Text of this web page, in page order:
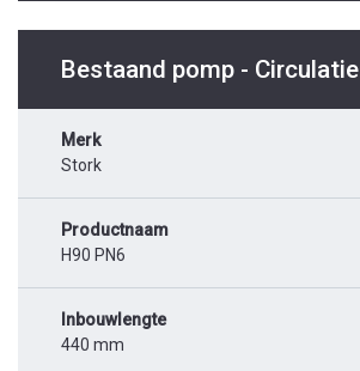
Bestaand pomp - Circulatie
Merk
Stork
Productnaam
H90 PN6
Inbouwlengte
440 mm